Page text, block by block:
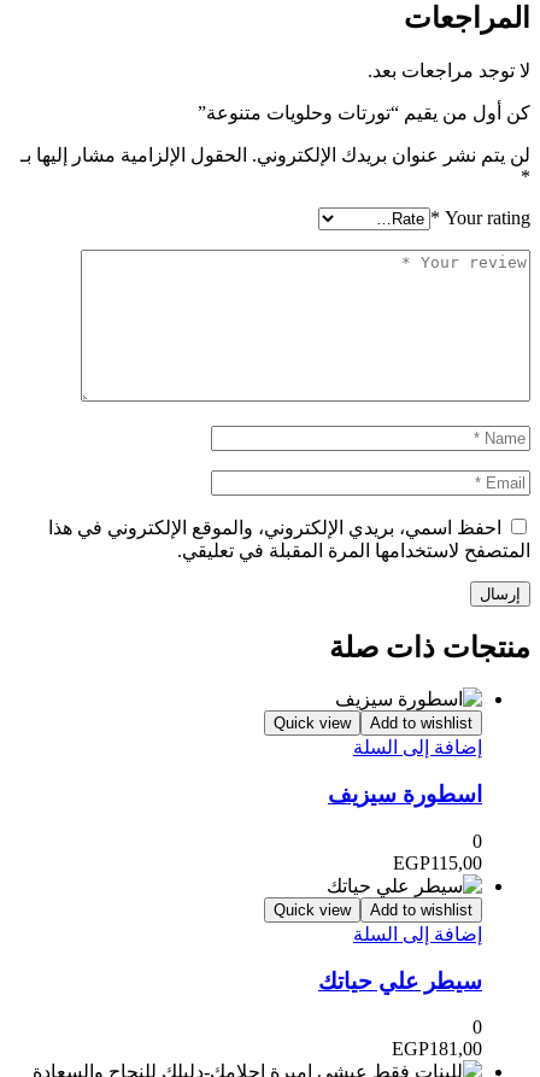
المراجعات
لا توجد مراجعات بعد.
كن أول من يقيم “تورتات وحلويات متنوعة”
لن يتم نشر عنوان بريدك الإلكتروني. الحقول الإلزامية مشار إليها بـ
*
Your rating
*
احفظ اسمي، بريدي الإلكتروني، والموقع الإلكتروني في هذا
المتصفح لاستخدامها المرة المقبلة في تعليقي.
منتجات ذات صلة
Add to wishlist
Quick view
إضافة إلى السلة
اسطورة سيزيف
0
EGP115,00
Add to wishlist
Quick view
إضافة إلى السلة
سيطر علي حياتك
0
EGP181,00